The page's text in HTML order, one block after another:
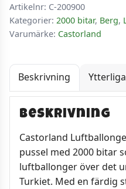
mängd
Artikelnr: C-200900
Kategorier: 2000 bitar, Berg,
Varumärke: Castorland
Beskrivning
Beskrivning
Castorland
pussel med 2000 bitar
luftballonger över det
Turkiet. Med en färdig